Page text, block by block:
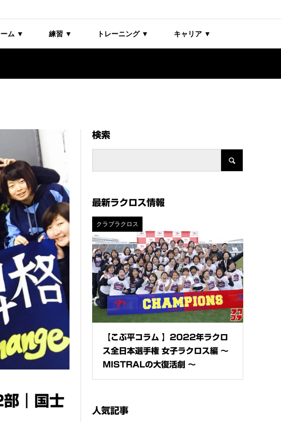
ム ▼ 練習 ▼ トレーニング ▼ キャリア ▼
部｜国士
検索
最新ラクロス情報
クラブラクロス
【こぶ平コラム 】2022年ラクロ
ス全日本選手権 女子ラクロス編 〜
MISTRALの大復活劇 〜
人気記事